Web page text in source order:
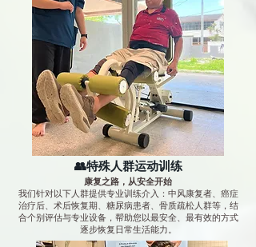
👥特殊人群运动训练
康复之路，从安全开始
我们针对以下人群提供专业训练介入：中风康复者、癌症
治疗后、术后恢复期、糖尿病患者、骨质疏松人群等，结
合个别评估与专业设备，帮助您以最安全、最有效的方式
逐步恢复日常生活能力。